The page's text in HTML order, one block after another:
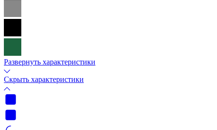
Развернуть характеристики
Скрыть характеристики